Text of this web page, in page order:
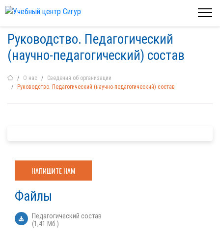
Руководство. Педагогический
(научно-педагогический) состав
О нас
Сведения об организации
Руководство. Педагогический (научно-педагогический) состав
НАПИШИТЕ НАМ
Файлы
Педагогический состав
(1,41 Мб.)